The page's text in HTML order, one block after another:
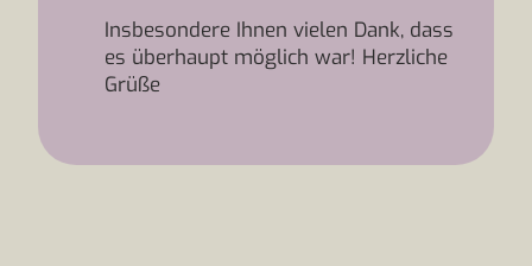
Insbesondere Ihnen vielen Dank, dass
es überhaupt möglich war! Herzliche
Grüße